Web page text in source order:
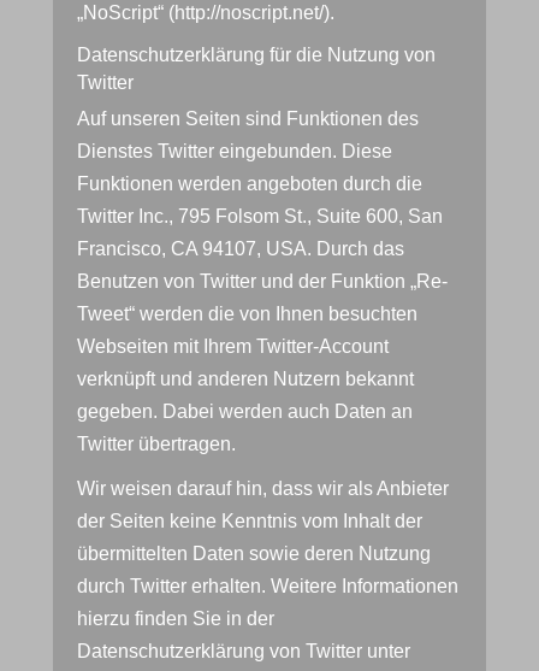
„NoScript“ (http://noscript.net/).
Datenschutzerklärung für die Nutzung von
Twitter
Auf unseren Seiten sind Funktionen des
Dienstes Twitter eingebunden. Diese
Funktionen werden angeboten durch die
Twitter Inc., 795 Folsom St., Suite 600, San
Francisco, CA 94107, USA. Durch das
Benutzen von Twitter und der Funktion „Re-
Tweet“ werden die von Ihnen besuchten
Webseiten mit Ihrem Twitter-Account
verknüpft und anderen Nutzern bekannt
gegeben. Dabei werden auch Daten an
Twitter übertragen.
Wir weisen darauf hin, dass wir als Anbieter
der Seiten keine Kenntnis vom Inhalt der
übermittelten Daten sowie deren Nutzung
durch Twitter erhalten. Weitere Informationen
hierzu finden Sie in der
Datenschutzerklärung von Twitter unter